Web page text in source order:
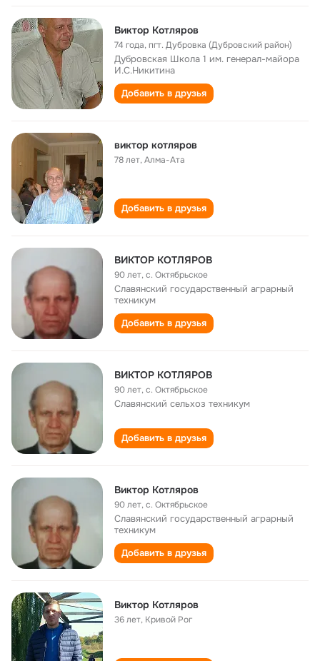
Виктор Котляров
74 года,пгт. Дубровка (Дубровский район)
Дубровская Школа 1 им. генерал-майора
И.С.Никитина
Добавить в друзья
виктор котляров
78 лет,Алма-Ата
Добавить в друзья
ВИКТОР КОТЛЯРОВ
90 лет,с. Октябрьское
Славянский государственный аграрный
техникум
Добавить в друзья
ВИКТОР КОТЛЯРОВ
90 лет,с. Октябрьское
Славянский сельхоз техникум
Добавить в друзья
Виктор Котляров
90 лет,с. Октябрьское
Славянский государственный аграрный
техникум
Добавить в друзья
Виктор Котляров
36 лет, Кривой Рог